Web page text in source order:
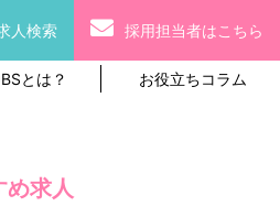
とは？ お役立ちコラム
人検索 採用担当者はこちら
め求人